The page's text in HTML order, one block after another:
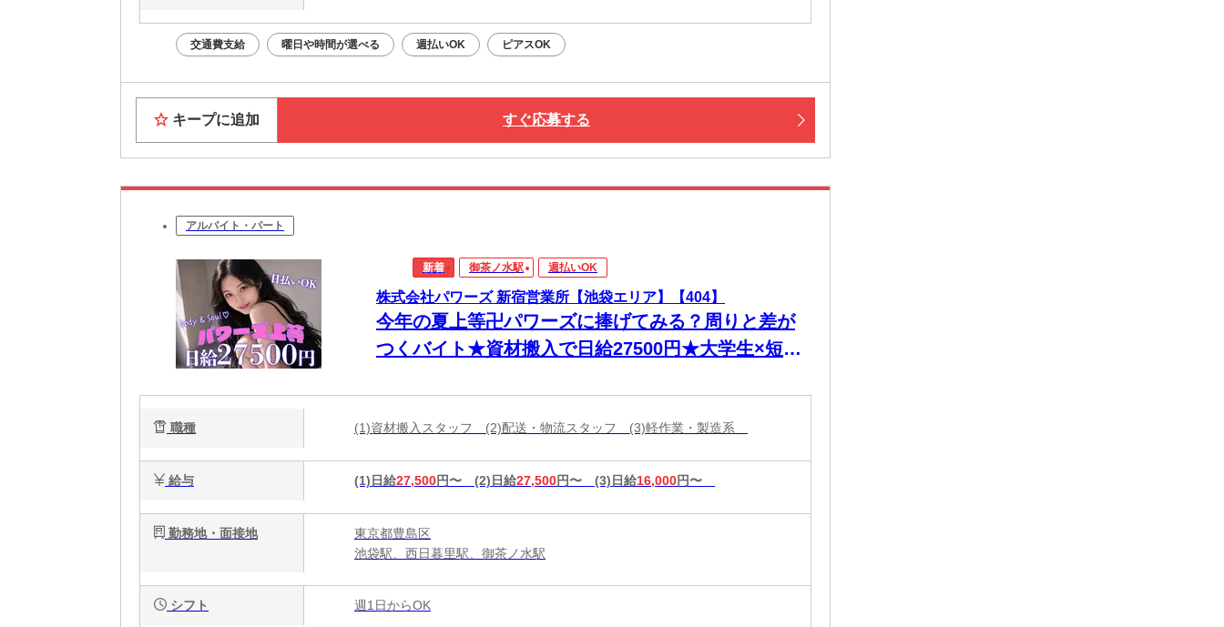
交通費支給 曜日や時間が選べる 週払いOK ピアスOK
キープに追加 すぐ応募する
アルバイト・パート
新着 御茶ノ水駅 週払いOK
株式会社パワーズ 新宿営業所【池袋エリア】【404】
今年の夏上等卍パワーズに捧げてみる？周りと差が
つくバイト★資材搬入で日給27500円★大学生×短期
職種 (1)資材搬入スタッフ (2)配送・物流スタッフ (3)軽作業・製造系
給与 (1)日給27,500円〜 (2)日給27,500円〜 (3)日給16,000円〜
勤務地・面接地
東京都豊島区
池袋駅、西日暮里駅、御茶ノ水駅
シフト 週1日からOK